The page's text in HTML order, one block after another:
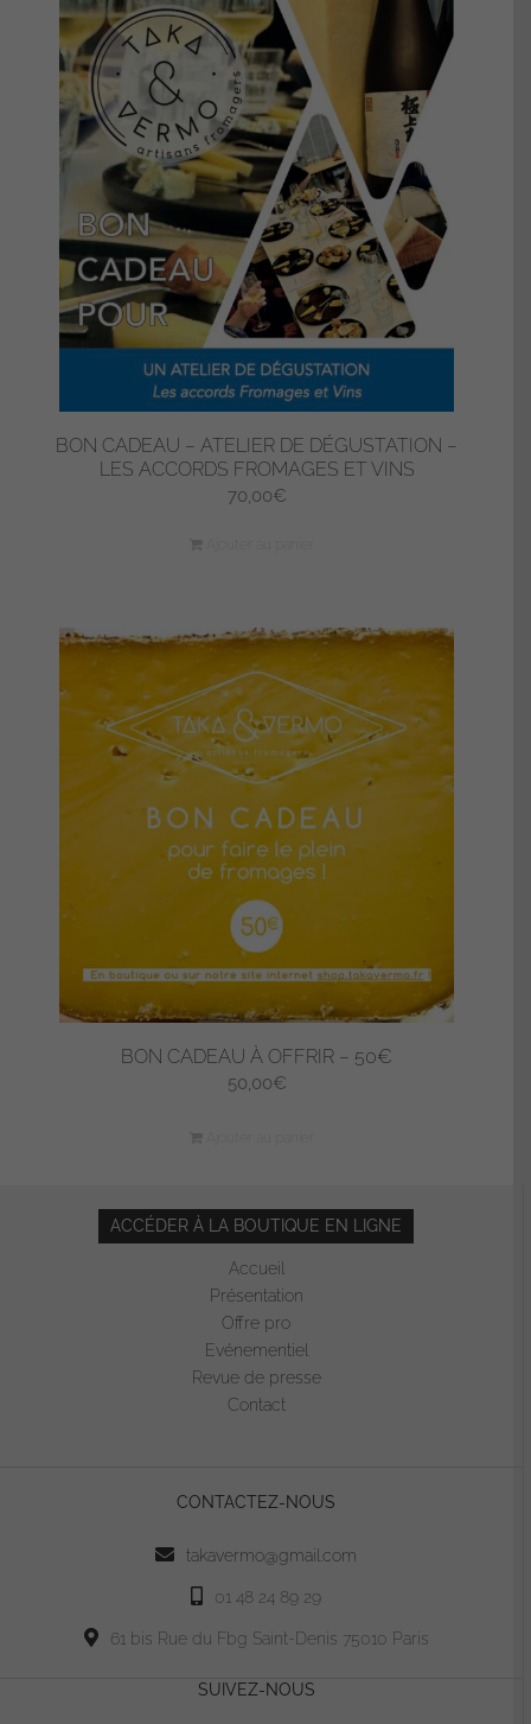
BON CADEAU – ATELIER DE DÉGUSTATION –
LES ACCORDS FROMAGES ET VINS
70,00€
BON CADEAU À OFFRIR – 50€
50,00€
ACCÉDER À LA BOUTIQUE EN LIGNE
Accueil
Présentation
Offre pro
Evénementiel
Revue de presse
Contact
CONTACTEZ-NOUS
takavermo@gmail.com
01 48 24 89 29
61 bis Rue du Fbg Saint-Denis 75010 Paris
SUIVEZ-NOUS